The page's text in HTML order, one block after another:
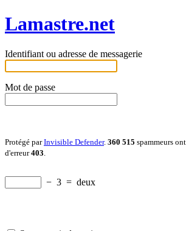
Lamastre.net
Identifiant ou adresse de messagerie
Mot de passe
Protégé parInvisible Defender. 360 515 spammeurs
d'erreur403
− 3 = deux